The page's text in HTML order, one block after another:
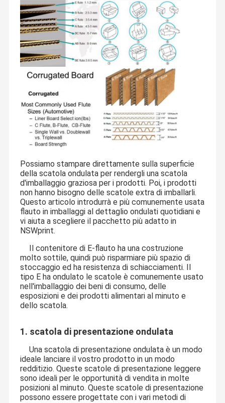
Possiamo stampare direttamente sulla superficie
della scatola ondulata per rendergli una scatola
d'imballaggio graziosa per i prodotti. Poi, i prodotti
non hanno bisogno delle scatole extra di imballarli.
Questo articolo introdurrà e più comunemente usata
flauto in imballaggi al dettaglio ondulati quotidiani e
vi aiuta a scegliere il pacchetto più adatto in
NSWprint.
Il contenitore di E-flauto ha una costruzione
molto sottile, quindi può risparmiare più spazio di
stoccaggio ed ha resistenza di schiacciamenti. Il
tipo E ha ondulato le scatole è comunemente usato
nell'imballaggio dei beni di consumo, delle
esposizioni e dei prodotti alimentari al minuto e
dello scatola.
1. scatola di presentazione ondulata
Una scatola di presentazione ondulata è un modo
ideale lanciare il vostro prodotto in un modo
redditizio. Queste scatole di presentazione leggere
sono ideali per le opportunità di vendita in molte
posizioni al minuto. Queste scatole di presentazione
possono essere progettate con i vari metodi di